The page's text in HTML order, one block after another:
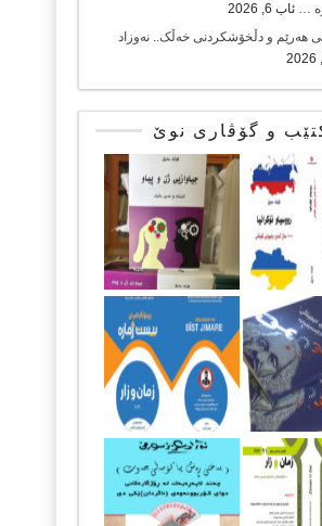
… ئاب 6, 2026
هەرێم و دڵخۆشکردنی خەڵک.. نەوزاد
و گۆڤاری نوێ